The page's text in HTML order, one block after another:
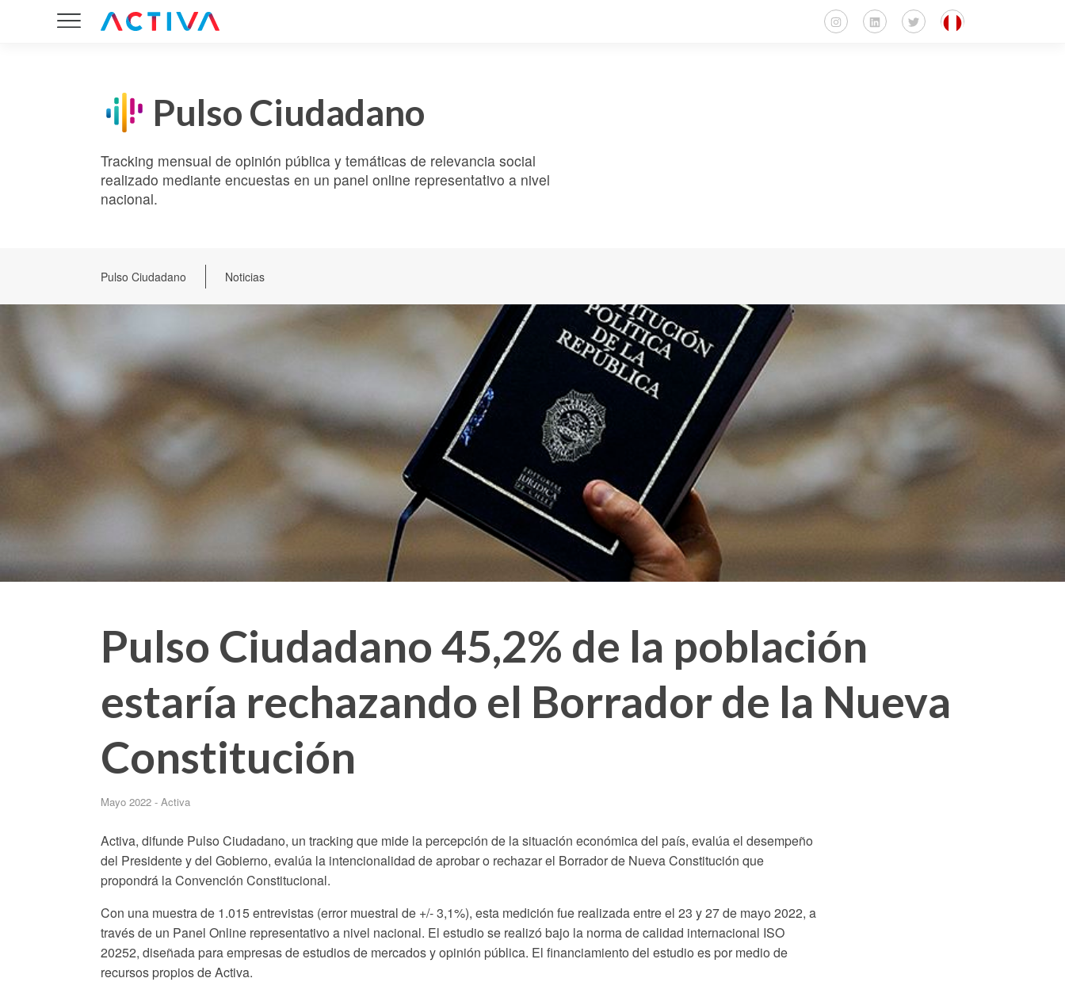
Pulso Ciudadano
Tracking mensual de opinión pública y temáticas de relevancia social
realizado mediante encuestas en un panel online representativo a nivel
nacional.
Pulso Ciudadano Noticias
Pulso Ciudadano 45,2% de la población
estaría rechazando el Borrador de la Nueva
Constitución
Mayo 2022 - Activa
Activa, difunde Pulso Ciudadano, un tracking que mide la percepción de la situación económica del país, evalúa el desempeño
del Presidente y del Gobierno, evalúa la intencionalidad de aprobar o rechazar el Borrador de Nueva Constitución que
propondrá la Convención Constitucional.
Con una muestra de 1.015 entrevistas (error muestral de +/- 3,1%), esta medición fue realizada entre el 23 y 27 de mayo 2022, a
través de un Panel Online representativo a nivel nacional. El estudio se realizó bajo la norma de calidad internacional ISO
20252, diseñada para empresas de estudios de mercados y opinión pública. El financiamiento del estudio es por medio de
recursos propios de Activa.